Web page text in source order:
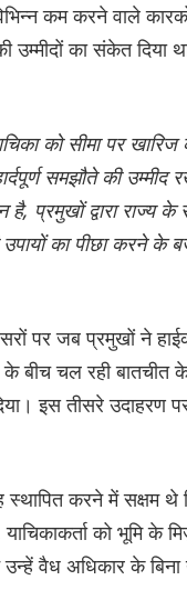
कम करने वाले
उम्मीदों का संकेत
को सीमा पर
समझौते की
प्रमुखों द्वारा
का पीछा करने के
पर जब प्रमुखों ने
बीच चल रही बातचीत
इस तीसरे उदाहरण
स्थापित करने में
को भूमि के
वैध अधिकार के बिना